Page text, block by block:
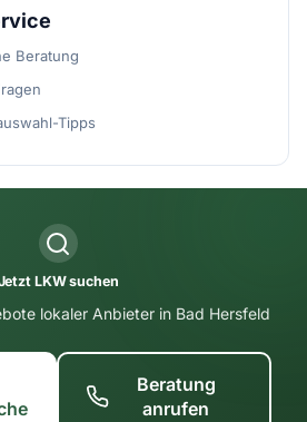
Beratung
Tipps
LKW suchen
lokaler Anbieter in Bad Hersfeld
Beratung
anrufen